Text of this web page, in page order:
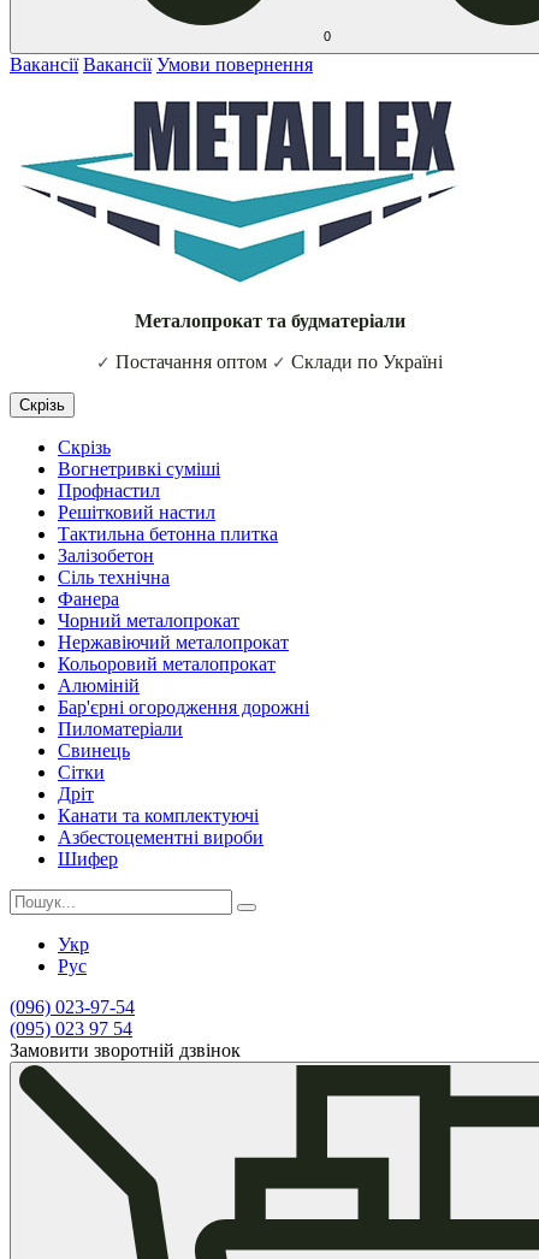
0
Вакансії Вакансії Умови повернення
Металопрокат та будматеріали
✓ Постачання оптом ✓ Склади по Україні
Скрізь
Скрізь
Вогнетривкі суміші
Профнастил
Решітковий настил
Тактильна бетонна плитка
Залізобетон
Сіль технічна
Фанера
Чорний металопрокат
Нержавіючий металопрокат
Кольоровий металопрокат
Алюміній
Бар'єрні огородження дорожні
Пиломатеріали
Cвинець
Сітки
Дріт
Канати та комплектуючі
Азбестоцементні вироби
Шифер
Укр
Рус
(096) 023-97-54
(095) 023 97 54
Замовити зворотній дзвінок